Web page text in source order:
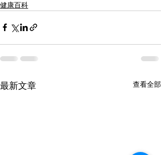
健康百科
最新文章 查看全部